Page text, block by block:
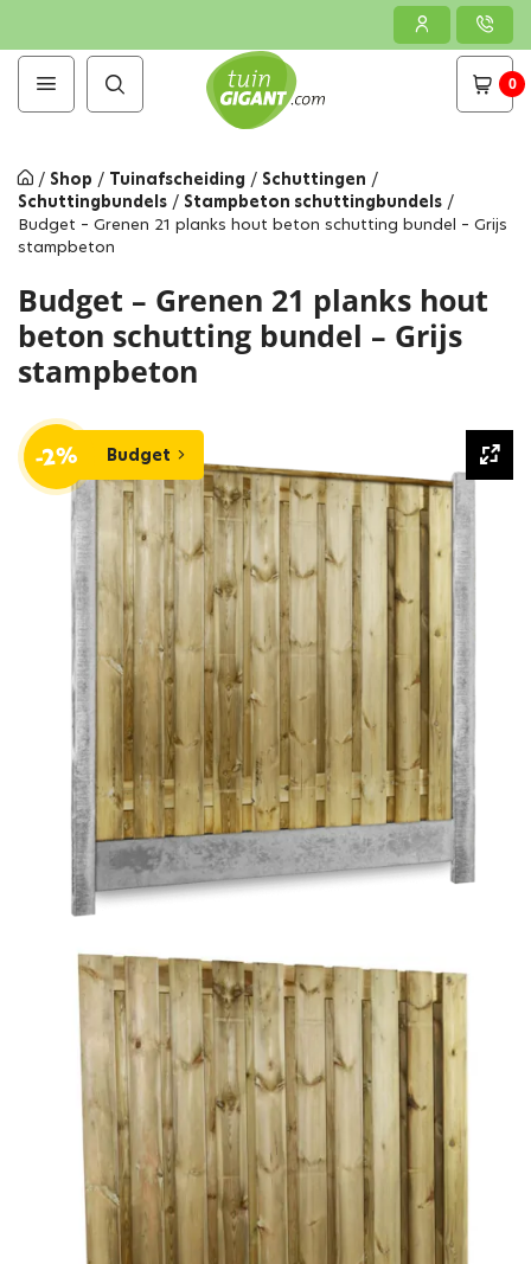
0
/ Shop / Tuinafscheiding / Schuttingen /
Schuttingbundels / Stampbeton schuttingbundels /
Budget – Grenen 21 planks hout beton schutting bundel – Grijs
stampbeton
Budget – Grenen 21 planks hout
beton schutting bundel – Grijs
stampbeton
Budget
-2%